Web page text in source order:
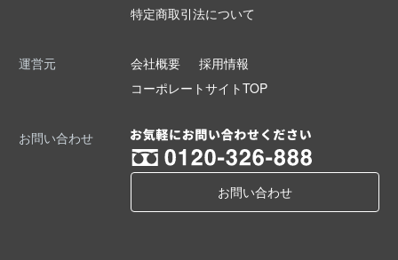
特定商取引法について
運営元 会社概要
採用情報
コーポレートサイトTOP
お問い合わせ
お問い合わせ